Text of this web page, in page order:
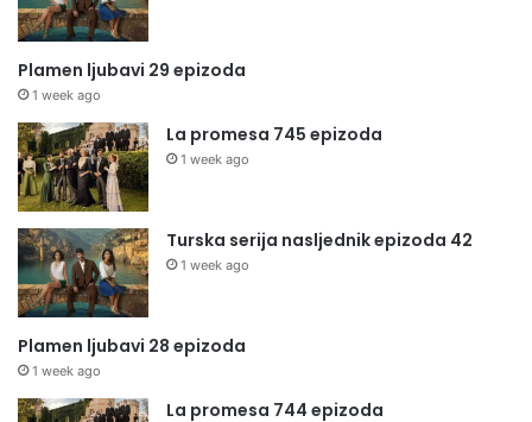
Plamen ljubavi 29 epizoda
1 week ago
La promesa 745 epizoda
1 week ago
Turska serija nasljednik epizoda 42
1 week ago
Plamen ljubavi 28 epizoda
1 week ago
La promesa 744 epizoda